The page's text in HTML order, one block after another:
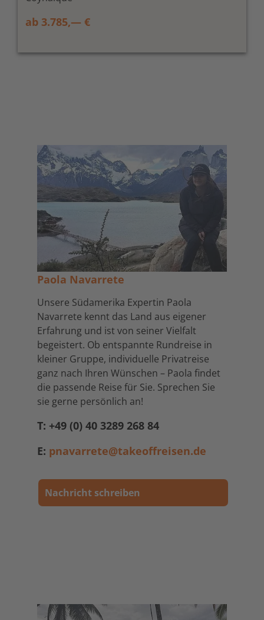
ab 3.785,— €
Paola Navarrete
Unsere Südamerika Expertin Paola
Navarrete kennt das Land aus eigener
Erfahrung und ist von seiner Vielfalt
begeistert. Ob entspannte Rundreise in
kleiner Gruppe, individuelle Privatreise
ganz nach Ihren Wünschen – Paola findet
die passende Reise für Sie. Sprechen Sie
sie gerne persönlich an!
T: +49 (0) 40 3289 268 84
E: pnavarrete@takeoffreisen.de
Nachricht schreiben